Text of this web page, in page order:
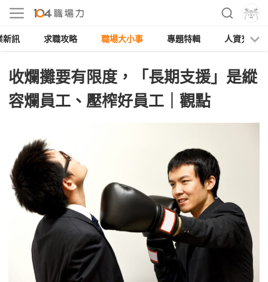
新訊 求職攻略 職場大小事 專題特輯 人資充電
收爛攤要有限度，「長期支援」是縱
容爛員工、壓榨好員工｜觀點